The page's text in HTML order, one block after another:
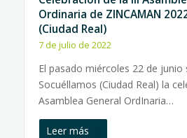
Ordinaria de ZINCAMAN
(Ciudad Real)
7 de julio de 2022
El pasado miércoles 22 de junio
Socuéllamos (Ciudad Real) la
Asamblea General OrdInaria…
Leer más